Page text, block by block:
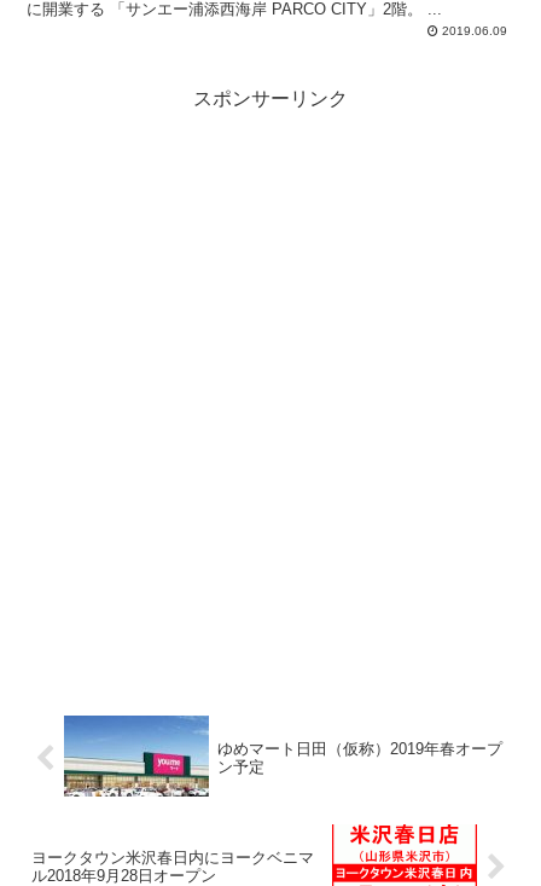
2019.06.09
スポンサーリンク
ゆめマート日田（仮称）2019年春オープ
ン予定
ヨークタウン米沢春日内にヨークベニマ
ル2018年9月28日オープン